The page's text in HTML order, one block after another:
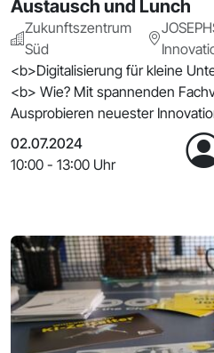
Austausch und Lunch
Zukunftszentrum
Süd
<b>Digitalisierung für kleine
<b> Wie? Mit spannenden
Ausprobieren neuester
02.07.2024
10:00 - 13:00 Uhr